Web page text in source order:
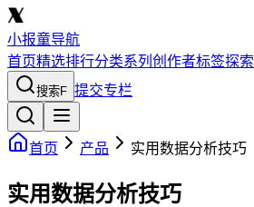
小报童导航
首页精选排行分类系列 创作者标签探索
搜索F 提交专栏
首页 产品 实用数据分析技巧
实用数据分析技巧